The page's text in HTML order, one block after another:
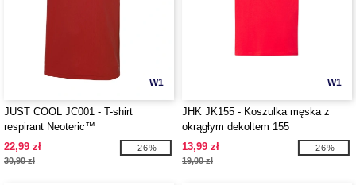
W1
JUST COOL JC001 - T-shirt
respirant Neoteric™
22,99 zł
30,90 zł
-26%
W1
JHK JK155 - Koszulka męska z
okrągłym dekoltem 155
13,99 zł
19,00 zł
-26%